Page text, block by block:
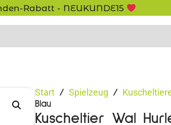
5% Rabatt bei Newsletter Anmeldung
Start / Spielzeug /
Blau
Kuscheltier Wal